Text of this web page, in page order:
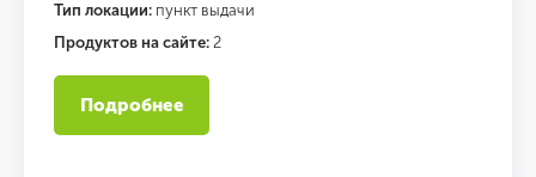
Тип локации: пункт выдачи
Продуктов на сайте: 2
Подробнее